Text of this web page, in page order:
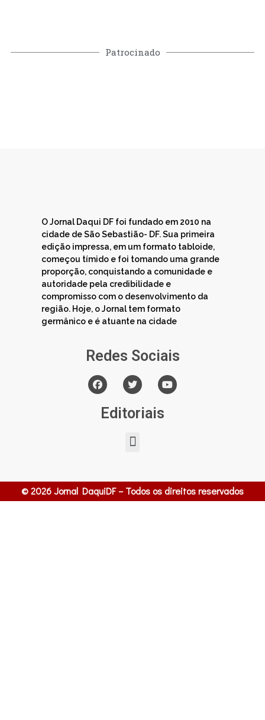
Patrocinado
O Jornal Daqui DF foi fundado em 2010 na
cidade de São Sebastião- DF. Sua primeira
edição impressa, em um formato tabloide,
começou tímido e foi tomando uma grande
proporção, conquistando a comunidade e
autoridade pela credibilidade e
compromisso com o desenvolvimento da
região. Hoje, o Jornal tem formato
germânico e é atuante na cidade
Redes Sociais
Editoriais
© 2026 Jornal DaquiDF – Todos os direitos reservados